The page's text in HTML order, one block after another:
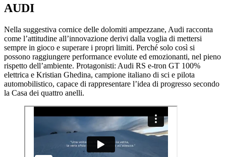
AUDI
Nella suggestiva cornice delle dolomiti ampezzane, Audi racconta
come l’attitudine all’innovazione derivi dalla voglia di mettersi
sempre in gioco e superare i propri limiti. Perché solo così si
possono raggiungere performance evolute ed emozionanti, nel pieno
rispetto dell’ambiente. Protagonisti: Audi RS e-tron GT 100%
elettrica e Kristian Ghedina, campione italiano di sci e pilota
automobilistico, capace di rappresentare l’idea di progresso secondo
la Casa dei quattro anelli.